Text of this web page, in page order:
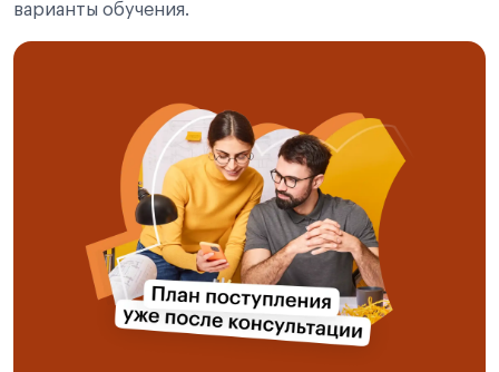
варианты обучения.